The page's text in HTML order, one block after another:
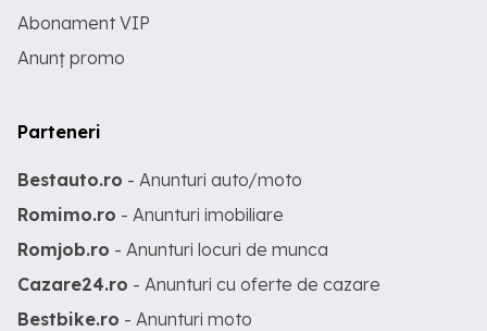
Abonament VIP
Anunț promo
Parteneri
Bestauto.ro - Anunturi auto/moto
Romimo.ro - Anunturi imobiliare
Romjob.ro - Anunturi locuri de munca
Cazare24.ro - Anunturi cu oferte de cazare
Bestbike.ro - Anunturi moto